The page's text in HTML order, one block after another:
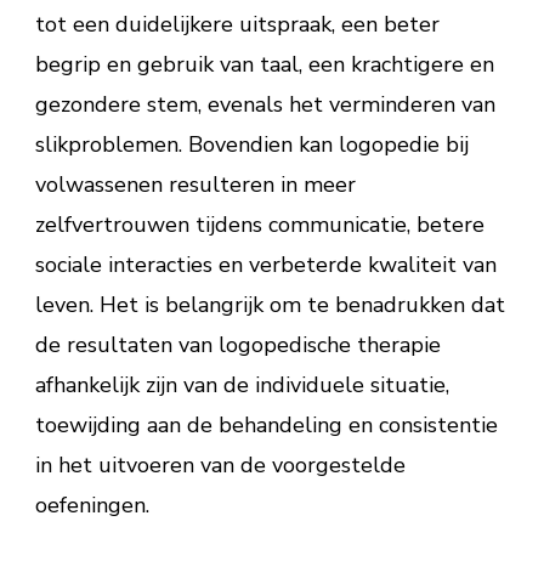
tot een duidelijkere uitspraak, een beter
begrip en gebruik van taal, een krachtigere en
gezondere stem, evenals het verminderen van
slikproblemen. Bovendien kan logopedie bij
volwassenen resulteren in meer
zelfvertrouwen tijdens communicatie, betere
sociale interacties en verbeterde kwaliteit van
leven. Het is belangrijk om te benadrukken dat
de resultaten van logopedische therapie
afhankelijk zijn van de individuele situatie,
toewijding aan de behandeling en consistentie
in het uitvoeren van de voorgestelde
oefeningen.